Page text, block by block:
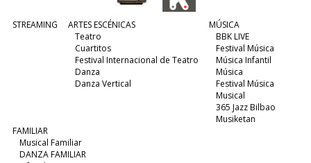
STREAMING
ARTES ESCÉNICAS
Teatro
Cuartitos
Festival Internacional de Teatro
Danza
Danza Vertical
MÚSICA
BBK LIVE
Festival Música
Música Infantil
Música
Festival Música
Musical
365 Jazz Bilbao
Musiketan
FAMILIAR
Musical Familiar
DANZA FAMILIAR